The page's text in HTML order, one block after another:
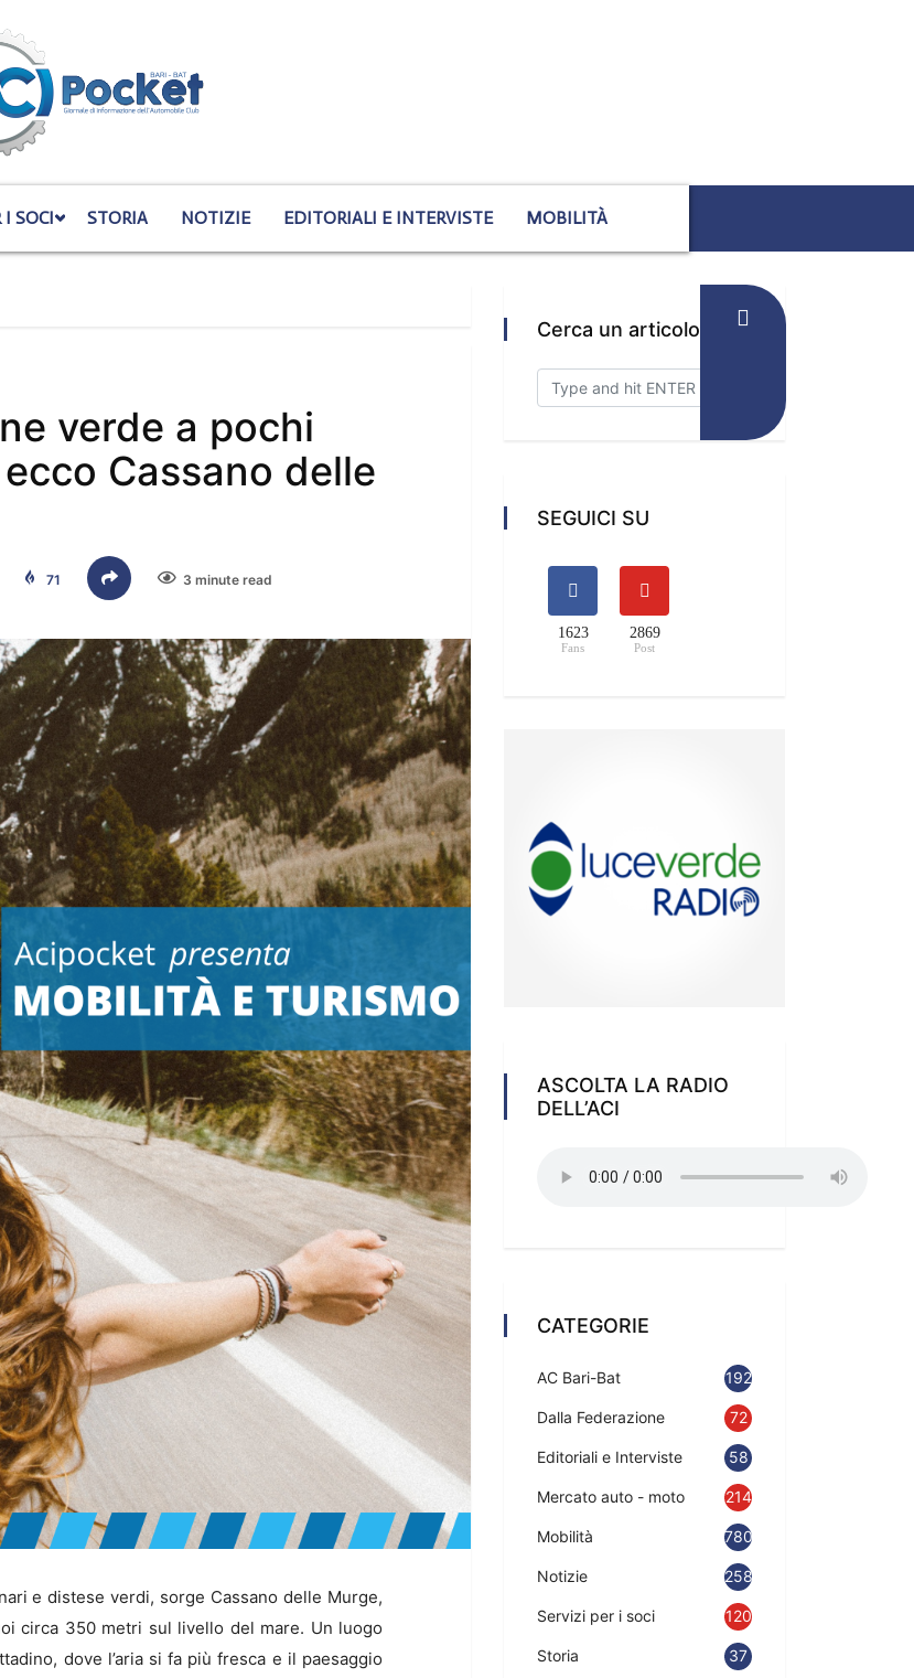
I SOCI STORIA NOTIZIE EDITORIALI E INTERVISTE MOBILITÀ
verde a pochi
Cassano delle
71 3 minute read
e distese verdi, sorge Cassano delle Murge,
circa 350 metri sul livello del mare. Un luogo
dove l’aria si fa più fresca e il paesaggio
Cerca un articolo
SEGUICI SU
1623
Fans
2869
Post
ASCOLTA LA RADIO
DELL’ACI
CATEGORIE
AC Bari-Bat 192
Dalla Federazione 72
Editoriali e Interviste 58
Mercato auto - moto 214
Mobilità 780
Notizie 2583
Servizi per i soci 120
Storia 37